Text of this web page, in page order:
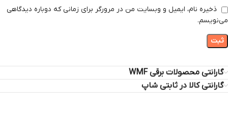
ذخیره نام، ایمیل و وبسایت من در مرورگر برای زمانی که دوباره دیدگاهی
می‌نویسم.
گارانتی محصولات برقی WMF
گارانتی کالا در ثابتی شاپ